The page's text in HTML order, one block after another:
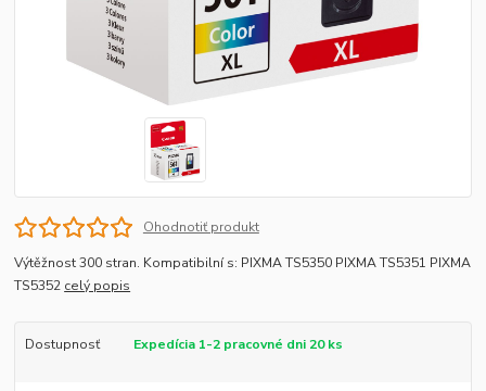
Ohodnotiť produkt
Výtěžnost 300 stran. Kompatibilní s: PIXMA TS5350 PIXMA TS5351 PIXMA
TS5352 celý popis
Dostupnosť Expedícia 1-2 pracovné dni 20 ks